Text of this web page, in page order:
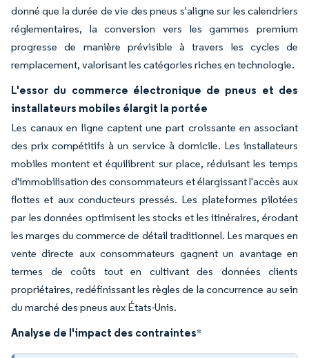
donné que la durée de vie des pneus s'aligne sur les calendriers
réglementaires, la conversion vers les gammes premium
progresse de manière prévisible à travers les cycles de
remplacement, valorisant les catégories riches en technologie.
L'essor du commerce électronique de pneus et des
installateurs mobiles élargit la portée
Les canaux en ligne captent une part croissante en associant
des prix compétitifs à un service à domicile. Les installateurs
mobiles montent et équilibrent sur place, réduisant les temps
d'immobilisation des consommateurs et élargissant l'accès aux
flottes et aux conducteurs pressés. Les plateformes pilotées
par les données optimisent les stocks et les itinéraires, érodant
les marges du commerce de détail traditionnel. Les marques en
vente directe aux consommateurs gagnent un avantage en
termes de coûts tout en cultivant des données clients
propriétaires, redéfinissant les règles de la concurrence au sein
du marché des pneus aux États-Unis.
Analyse de l'impact des contraintes*